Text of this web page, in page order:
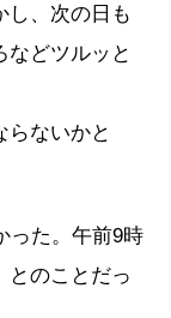
し、次の日も
などツルッと
らないかと
った。午前9時
とのことだっ